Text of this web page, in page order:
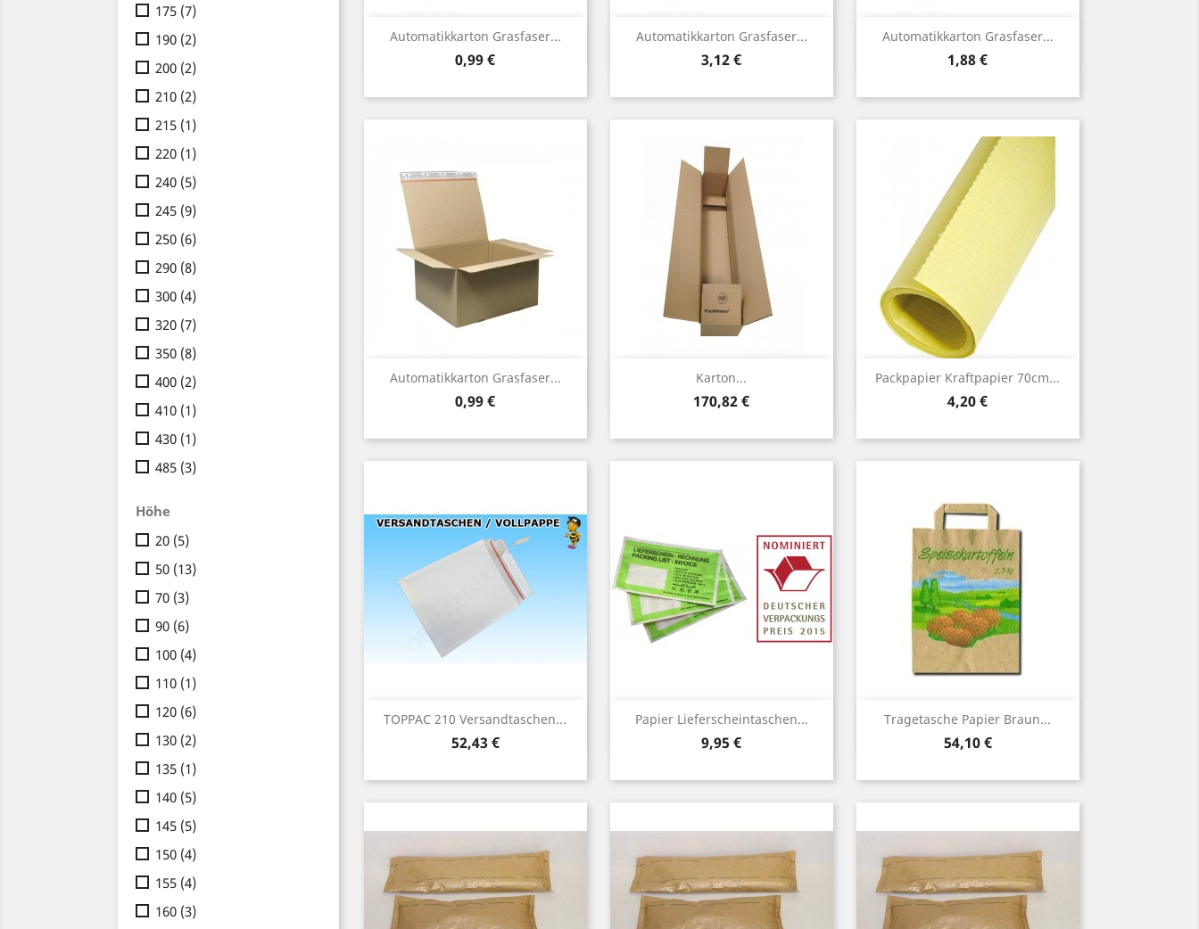
175 (7)
190 (2)
200 (2)
210 (2)
215 (1)
220 (1)
240 (5)
245 (9)
250 (6)
290 (8)
300 (4)
320 (7)
350 (8)
400 (2)
410 (1)
430 (1)
485 (3)
Höhe
20 (5)
50 (13)
70 (3)
90 (6)
100 (4)
110 (1)
120 (6)
130 (2)
135 (1)
140 (5)
145 (5)
150 (4)
155 (4)
160 (3)
Automatikkarton Grasfaser...
Preis
0,99 €
Vorschau Automatikkarton Grasfaser...
Preis
3,12 €
Vorschau Automatikkarton Grasfaser...
Preis
1,88 €
Vorschau
Automatikkarton Grasfaser...
Preis
0,99 €
Vorschau Karton...
Preis
170,82 €
Vorschau Packpapier Kraftpapier 70cm...
Preis
4,20 €
 Vorschau
TOPPAC 210 Versandtaschen...
Preis
52,43 €
Vorschau Papier Lieferscheintaschen...
Preis
9,95 €
Vorschau Tragetasche Papier Braun...
Preis
54,10 €
Vorschau